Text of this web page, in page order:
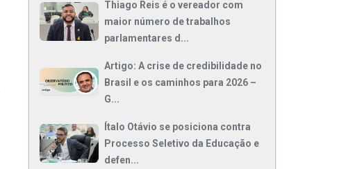
Thiago Reis é o vereador com
maior número de trabalhos
parlamentares d...
Artigo: A crise de credibilidade no
Brasil e os caminhos para 2026 –
G...
Ítalo Otávio se posiciona contra
Processo Seletivo da Educação e
defen...